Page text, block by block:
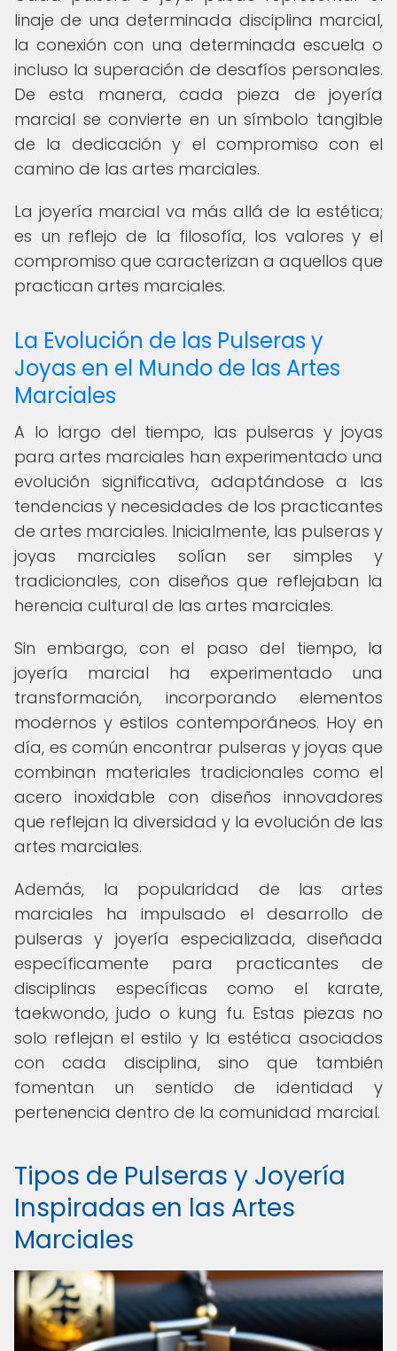
linaje de una determinada disciplina marcial,
la conexión con una determinada escuela o
incluso la superación de desafíos personales.
De esta manera, cada pieza de joyería
marcial se convierte en un símbolo tangible
de la dedicación y el compromiso con el
camino de las artes marciales.
La joyería marcial va más allá de la estética;
es un reflejo de la filosofía, los valores y el
compromiso que caracterizan a aquellos que
practican artes marciales.
La Evolución de las Pulseras y
Joyas en el Mundo de las Artes
Marciales
A lo largo del tiempo, las pulseras y joyas
para artes marciales han experimentado una
evolución significativa, adaptándose a las
tendencias y necesidades de los practicantes
de artes marciales. Inicialmente, las pulseras y
joyas marciales solían ser simples y
tradicionales, con diseños que reflejaban la
herencia cultural de las artes marciales.
Sin embargo, con el paso del tiempo, la
joyería marcial ha experimentado una
transformación, incorporando elementos
modernos y estilos contemporáneos. Hoy en
día, es común encontrar pulseras y joyas que
combinan materiales tradicionales como el
acero inoxidable con diseños innovadores
que reflejan la diversidad y la evolución de las
artes marciales.
Además, la popularidad de las artes
marciales ha impulsado el desarrollo de
pulseras y joyería especializada, diseñada
específicamente para practicantes de
disciplinas específicas como el karate,
taekwondo, judo o kung fu. Estas piezas no
solo reflejan el estilo y la estética asociados
con cada disciplina, sino que también
fomentan un sentido de identidad y
pertenencia dentro de la comunidad marcial.
Tipos de Pulseras y Joyería
Inspiradas en las Artes
Marciales